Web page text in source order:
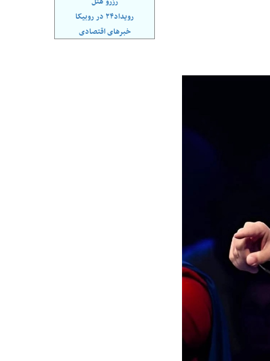
کنوانسیون خزر؛ ترکمانچای جدید یا پایان
یک سوءتفاهم تاریخی؟
و ارزش معاملات
رویداد۲۴ در روبیکا
خبرهای اقتصادی